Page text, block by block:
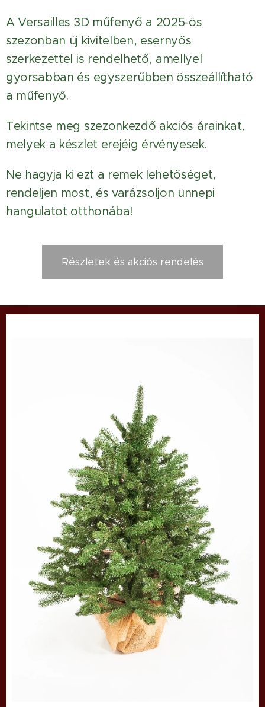
A Versailles 3D műfenyő a 2025-ös
szezonban új kivitelben, esernyős
szerkezettel is rendelhető, amellyel
gyorsabban és egyszerűbben összeállítható
a műfenyő.
Tekintse meg szezonkezdő akciós árainkat,
melyek a készlet erejéig érvényesek.
Ne hagyja ki ezt a remek lehetőséget,
rendeljen most, és varázsoljon ünnepi
hangulatot otthonába!
Részletek és akciós rendelés